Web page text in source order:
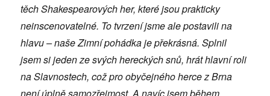
těch Shakespearových her, které jsou prakticky
neinscenovatelné. To tvrzení jsme ale postavili na
hlavu – naše Zimní pohádka je překrásná. Splnil
jsem si jeden ze svých hereckých snů, hrát hlavní roli
na Slavnostech, což pro obyčejného herce z Brna